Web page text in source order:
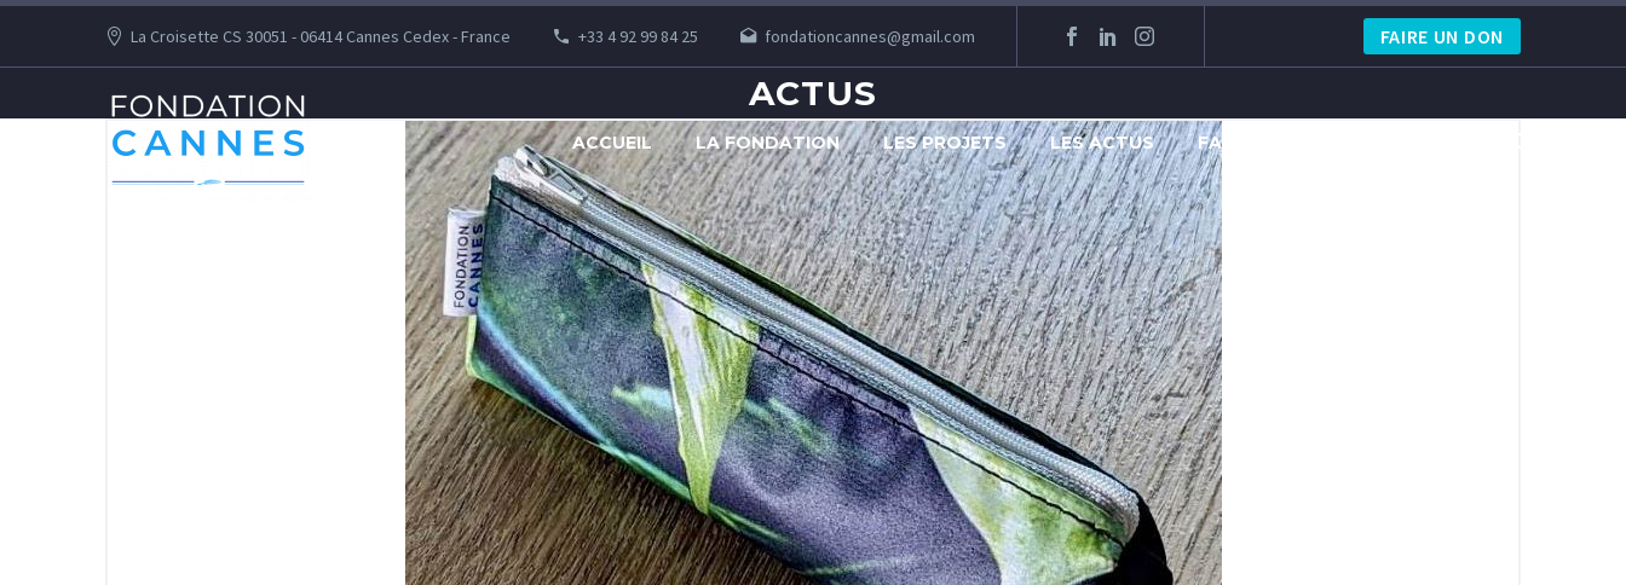
La Croisette CS 30051 - 06414 Cannes Cedex - France +33 4 92 99 84 25 fondationcannes@gmail.com FAIRE UN DON
ACCUEIL LA FONDATION LES PROJETS LES ACTUS FAIRE UN DON
ACTUS